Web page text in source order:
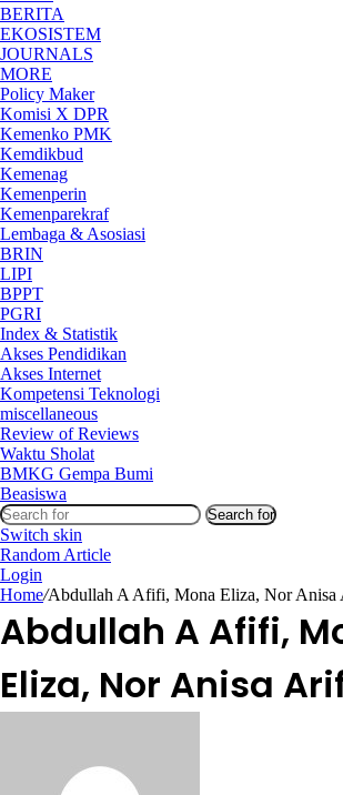
BERITA
EKOSISTEM
JOURNALS
MORE
Policy Maker
Komisi X DPR
Kemenko PMK
Kemdikbud
Kemenag
Kemenperin
Kemenparekraf
Lembaga & Asosiasi
BRIN
LIPI
BPPT
PGRI
Index & Statistik
Akses Pendidikan
Akses Internet
Kompetensi Teknologi
miscellaneous
Review of Reviews
Waktu Sholat
BMKG Gempa Bumi
Beasiswa
Search for
Switch skin
Random Article
Login
Home/Abdullah A Afifi, Mona Eliza, Nor Anisa
Abdullah A Afifi,
Eliza, Nor Anisa